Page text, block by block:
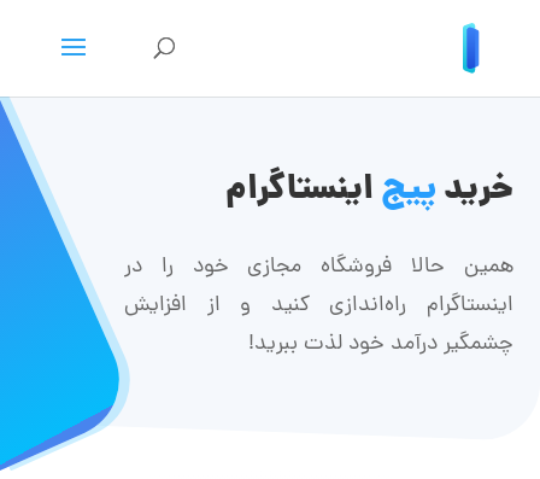
خریدپیجاینستاگرام
همین حالا فروشگاه مجازی خود را در
اینستاگرام راه‌اندازی کنید و از افزایش
چشمگیر درآمد خود لذت ببرید!